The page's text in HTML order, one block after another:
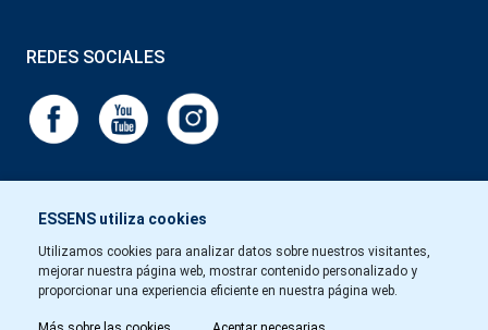
ESSENS utiliza cookies
Utilizamos cookies para analizar datos sobre nuestros visitantes,
mejorar nuestra página web, mostrar contenido personalizado y
proporcionar una experiencia eficiente en nuestra página web.
REDES SOCIALES